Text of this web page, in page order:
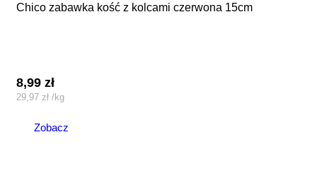
chico zabawka kość z kolcami czerwona 15cm
8,99zł
29,97 zł /kg
Zobacz